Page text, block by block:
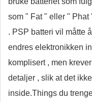
som " Fat " eller " Phat
. PSP batteri vil måtte
endres elektronikken
komplisert , men
detaljer , slik at det
inside.Things du